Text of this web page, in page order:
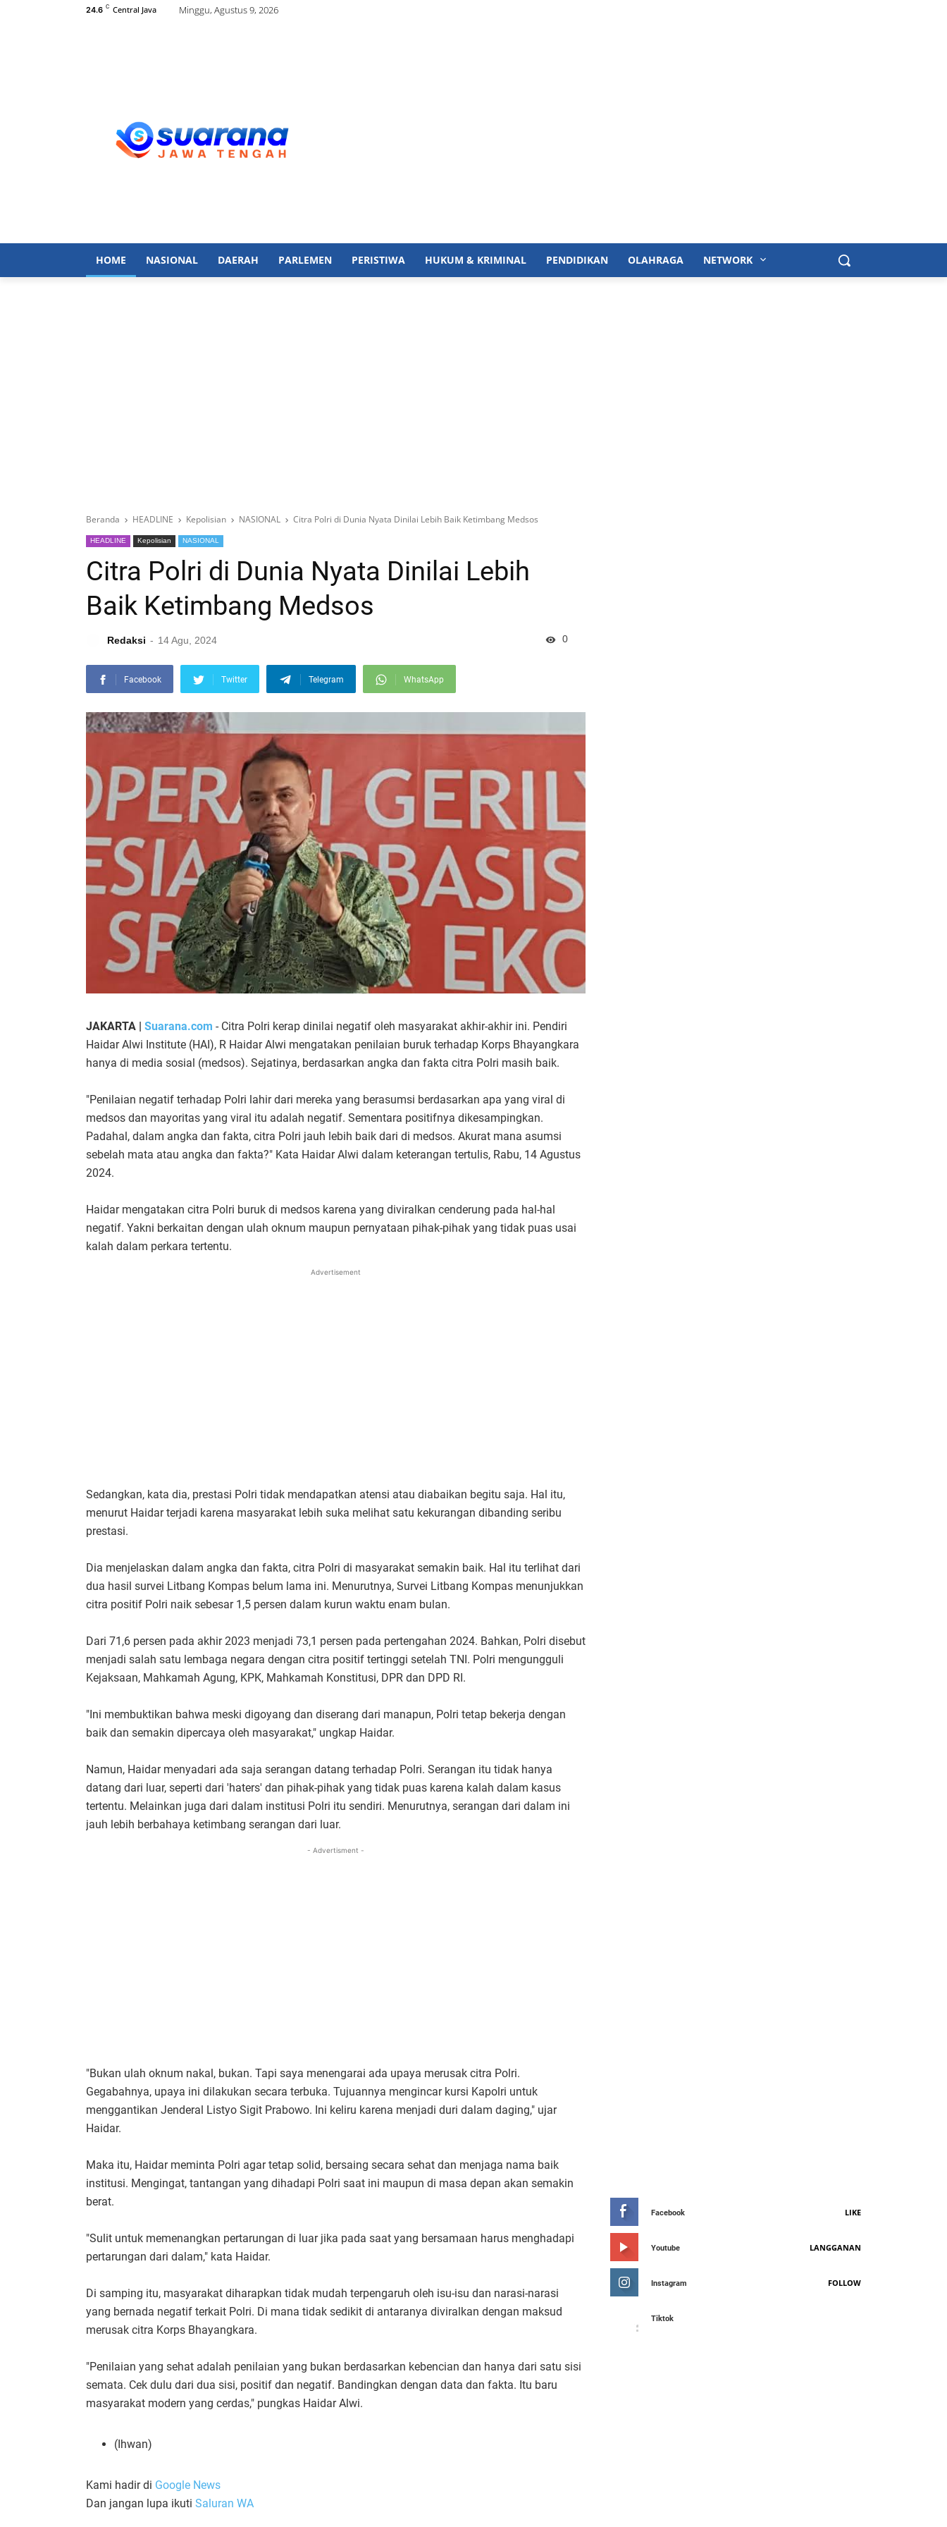
24.6 C Central Java Minggu, Agustus 9, 2026
HOME NASIONAL DAERAH PARLEMEN PERISTIWA HUKUM & KRIMINAL PENDIDIKAN OLAHRAGA NETWORK
Beranda HEADLINE Kepolisian NASIONAL Citra Polri di Dunia Nyata Dinilai Lebih Baik Ketimbang Medsos
HEADLINE Kepolisian NASIONAL
Citra Polri di Dunia Nyata Dinilai Lebih
Baik Ketimbang Medsos
Redaksi 14 Agu, 2024 0
Facebook Twitter Telegram WhatsApp
JAKARTA | Suarana.com - Citra Polri kerap dinilai negatif oleh masyarakat akhir-akhir ini. Pendiri
Haidar Alwi Institute (HAI), R Haidar Alwi mengatakan penilaian buruk terhadap Korps Bhayangkara
hanya di media sosial (medsos). Sejatinya, berdasarkan angka dan fakta citra Polri masih baik.
"Penilaian negatif terhadap Polri lahir dari mereka yang berasumsi berdasarkan apa yang viral di
medsos dan mayoritas yang viral itu adalah negatif. Sementara positifnya dikesampingkan.
Padahal, dalam angka dan fakta, citra Polri jauh lebih baik dari di medsos. Akurat mana asumsi
sebelah mata atau angka dan fakta?" Kata Haidar Alwi dalam keterangan tertulis, Rabu, 14 Agustus
2024.
Haidar mengatakan citra Polri buruk di medsos karena yang diviralkan cenderung pada hal-hal
negatif. Yakni berkaitan dengan ulah oknum maupun pernyataan pihak-pihak yang tidak puas usai
kalah dalam perkara tertentu.
Advertisement
Sedangkan, kata dia, prestasi Polri tidak mendapatkan atensi atau diabaikan begitu saja. Hal itu,
menurut Haidar terjadi karena masyarakat lebih suka melihat satu kekurangan dibanding seribu
prestasi.
Dia menjelaskan dalam angka dan fakta, citra Polri di masyarakat semakin baik. Hal itu terlihat dari
dua hasil survei Litbang Kompas belum lama ini. Menurutnya, Survei Litbang Kompas menunjukkan
citra positif Polri naik sebesar 1,5 persen dalam kurun waktu enam bulan.
Dari 71,6 persen pada akhir 2023 menjadi 73,1 persen pada pertengahan 2024. Bahkan, Polri disebut
menjadi salah satu lembaga negara dengan citra positif tertinggi setelah TNI. Polri mengungguli
Kejaksaan, Mahkamah Agung, KPK, Mahkamah Konstitusi, DPR dan DPD RI.
"Ini membuktikan bahwa meski digoyang dan diserang dari manapun, Polri tetap bekerja dengan
baik dan semakin dipercaya oleh masyarakat," ungkap Haidar.
Namun, Haidar menyadari ada saja serangan datang terhadap Polri. Serangan itu tidak hanya
datang dari luar, seperti dari 'haters' dan pihak-pihak yang tidak puas karena kalah dalam kasus
tertentu. Melainkan juga dari dalam institusi Polri itu sendiri. Menurutnya, serangan dari dalam ini
jauh lebih berbahaya ketimbang serangan dari luar.
- Advertisment -
"Bukan ulah oknum nakal, bukan. Tapi saya menengarai ada upaya merusak citra Polri.
Gegabahnya, upaya ini dilakukan secara terbuka. Tujuannya mengincar kursi Kapolri untuk
menggantikan Jenderal Listyo Sigit Prabowo. Ini keliru karena menjadi duri dalam daging," ujar
Haidar.
Maka itu, Haidar meminta Polri agar tetap solid, bersaing secara sehat dan menjaga nama baik
institusi. Mengingat, tantangan yang dihadapi Polri saat ini maupun di masa depan akan semakin
berat.
"Sulit untuk memenangkan pertarungan di luar jika pada saat yang bersamaan harus menghadapi
pertarungan dari dalam," kata Haidar.
Di samping itu, masyarakat diharapkan tidak mudah terpengaruh oleh isu-isu dan narasi-narasi
yang bernada negatif terkait Polri. Di mana tidak sedikit di antaranya diviralkan dengan maksud
merusak citra Korps Bhayangkara.
"Penilaian yang sehat adalah penilaian yang bukan berdasarkan kebencian dan hanya dari satu sisi
semata. Cek dulu dari dua sisi, positif dan negatif. Bandingkan dengan data dan fakta. Itu baru
masyarakat modern yang cerdas," pungkas Haidar Alwi.
(Ihwan)
Kami hadir di Google News
Dan jangan lupa ikuti Saluran WA
Facebook LIKE
Youtube LANGGANAN
Instagram FOLLOW
Tiktok